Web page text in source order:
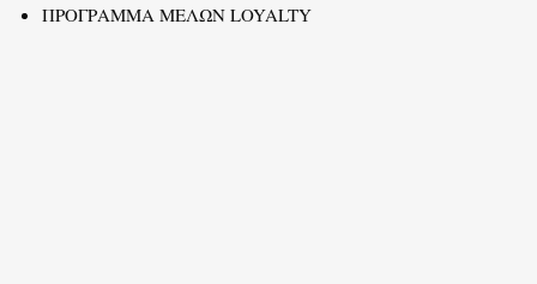
ΠΡΟΓΡΑΜΜΑ ΜΕΛΩΝ LOYALTY